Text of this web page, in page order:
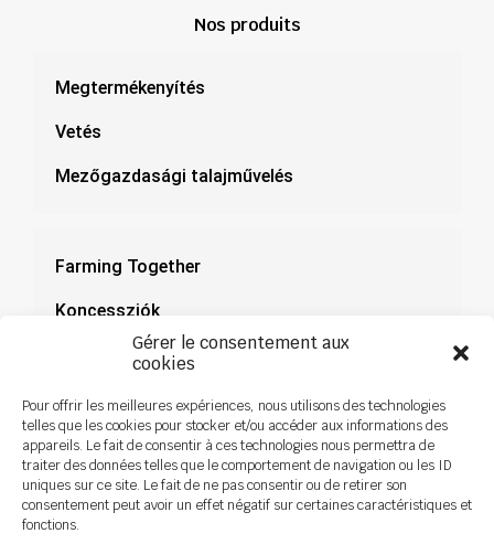
Gérer le consentement aux
cookies
Pour offrir les meilleures expériences, nous utilisons des technologies
telles que les cookies pour stocker et/ou accéder aux informations des
appareils. Le fait de consentir à ces technologies nous permettra de
traiter des données telles que le comportement de navigation ou les ID
uniques sur ce site. Le fait de ne pas consentir ou de retirer son
consentement peut avoir un effet négatif sur certaines caractéristiques et
fonctions.
Nos produits
Megtermékenyítés
Vetés
Mezőgazdasági talajművelés
Farming Together
Koncessziók
Dokumentáció
Hírek